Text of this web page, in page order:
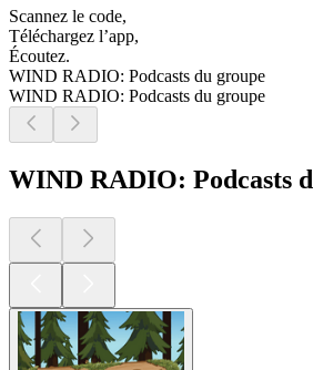
Scannez le code,
Téléchargez l’app,
Écoutez.
WIND RADIO: Podcasts du groupe
WIND RADIO: Podcasts du groupe
WIND RADIO: Podcasts